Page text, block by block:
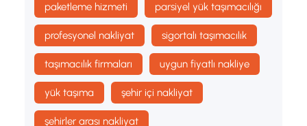
paketleme hizmeti parsiyel yük taşımacılığı
profesyonel nakliyat sigortalı taşımacılık
taşımacılık firmaları uygun fiyatlı nakliye
yük taşıma şehir içi nakliyat
şehirler arası nakliyat